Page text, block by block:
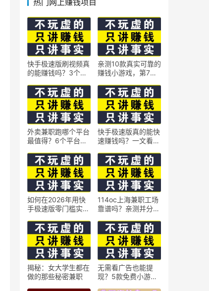
热门网上赚钱项目
快手极速版刷视频真
的能赚钱吗？3个隐
亲测10款真实可靠的
赚钱小游戏，第7款
外卖兼职跑哪个平台
最值得？6个平台实
快手极速版真的能快
速赚钱吗？一文看懂
如何在2026年用快
手极速版零门槛实现
技巧
114oc上海兼职工场
靠谱吗？亲测并分享
揭秘：女大学生都在
做的那些秘密兼职
无需看广告也能提
现？5款免费小游戏